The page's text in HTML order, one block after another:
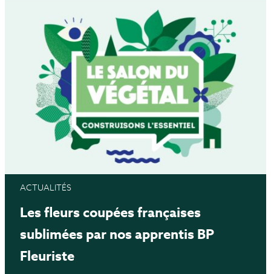
ACTUALITÉS
Les fleurs coupées françaises
sublimées par nos apprentis BP
Fleuriste